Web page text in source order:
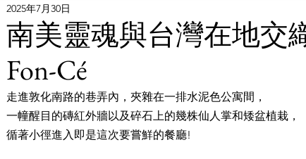
南美靈魂與台灣在地交
Fon-Cé
2025年7月30日
走進敦化南路的巷弄內，夾雜在一排水泥色公寓間，
一幢醒目的磚紅外牆以及碎石上的幾株仙人掌和矮盆植栽，
循著小徑進入即是這次要嘗鮮的餐廳!